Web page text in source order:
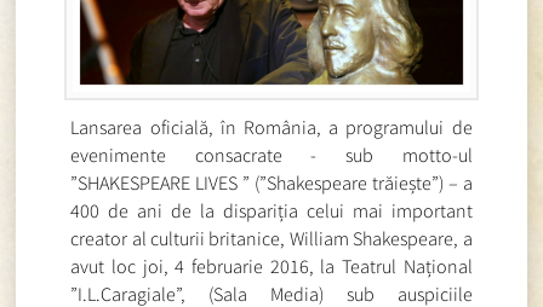
Lansarea oficială, în România, a programului de
evenimente consacrate - sub motto-ul
”SHAKESPEARE LIVES ” (”Shakespeare trăiește”) – a
400 de ani de la dispariția celui mai important
creator al culturii britanice, William Shakespeare, a
avut loc joi, 4 februarie 2016, la Teatrul Național
”I.L.Caragiale”, (Sala Media) sub auspiciile